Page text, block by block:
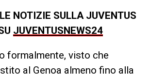
NOTIZIE SULLA JUVENTUS
JUVENTUSNEWS24
formalmente, visto che
al Genoa almeno fino alla